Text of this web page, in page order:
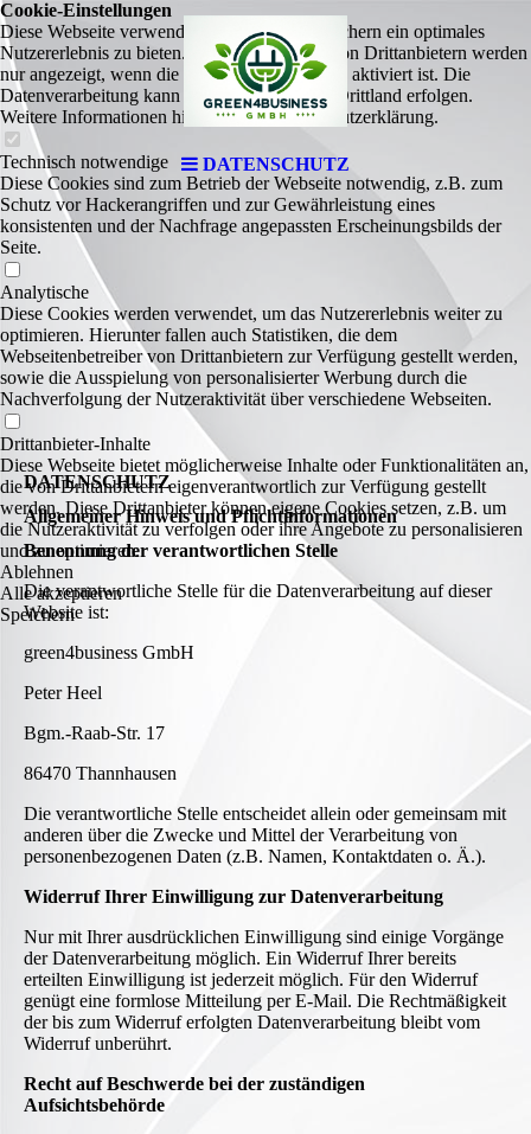
DATENSCHUTZ
DATENSCHUTZ
Allgemeiner Hinweis und Pflichtinformationen
Benennung der verantwortlichen Stelle
Die verantwortliche Stelle für die Datenverarbeitung auf dieser
Website ist:
green4business GmbH
Peter Heel
Bgm.-Raab-Str. 17
86470 Thannhausen
Die verantwortliche Stelle entscheidet allein oder gemeinsam mit
anderen über die Zwecke und Mittel der Verarbeitung von
personenbezogenen Daten (z.B. Namen, Kontaktdaten o. Ä.).
Widerruf Ihrer Einwilligung zur Datenverarbeitung
Nur mit Ihrer ausdrücklichen Einwilligung sind einige Vorgänge
der Datenverarbeitung möglich. Ein Widerruf Ihrer bereits
erteilten Einwilligung ist jederzeit möglich. Für den Widerruf
genügt eine formlose Mitteilung per E-Mail. Die Rechtmäßigkeit
der bis zum Widerruf erfolgten Datenverarbeitung bleibt vom
Widerruf unberührt.
Recht auf Beschwerde bei der zuständigen
Aufsichtsbehörde
Cookie-Einstellungen
Diese Webseite verwendet Cookies, um Besuchern ein optimales
Nutzererlebnis zu bieten. Bestimmte Inhalte von Drittanbietern werden
nur angezeigt, wenn die entsprechende Option aktiviert ist. Die
Datenverarbeitung kann dann auch in einem Drittland erfolgen.
Weitere Informationen hierzu in der Datenschutzerklärung.
Technisch notwendige
Diese Cookies sind zum Betrieb der Webseite notwendig, z.B. zum
Schutz vor Hackerangriffen und zur Gewährleistung eines
konsistenten und der Nachfrage angepassten Erscheinungsbilds der
Seite.
Analytische
Diese Cookies werden verwendet, um das Nutzererlebnis weiter zu
optimieren. Hierunter fallen auch Statistiken, die dem
Webseitenbetreiber von Drittanbietern zur Verfügung gestellt werden,
sowie die Ausspielung von personalisierter Werbung durch die
Nachverfolgung der Nutzeraktivität über verschiedene Webseiten.
Drittanbieter-Inhalte
Diese Webseite bietet möglicherweise Inhalte oder Funktionalitäten an,
die von Drittanbietern eigenverantwortlich zur Verfügung gestellt
werden. Diese Drittanbieter können eigene Cookies setzen, z.B. um
die Nutzeraktivität zu verfolgen oder ihre Angebote zu personalisieren
und zu optimieren.
Ablehnen
Alle akzeptieren
Speichern